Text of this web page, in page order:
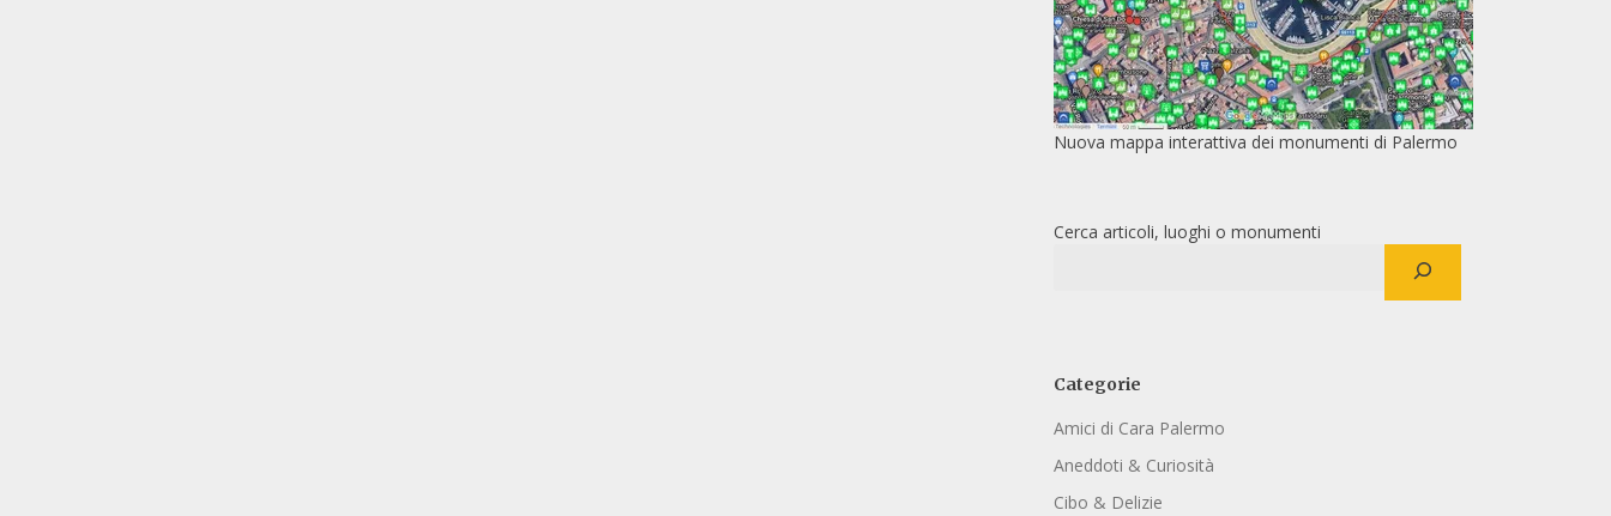
Nuova mappa interattiva dei monumenti di Palermo
Cerca articoli, luoghi o monumenti
Categorie
Amici di Cara Palermo
Aneddoti & Curiosità
Cibo & Delizie